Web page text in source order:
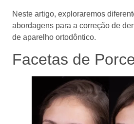
Neste artigo, exploraremos
abordagens para a correção de
de aparelho ortodôntico.
Facetas de